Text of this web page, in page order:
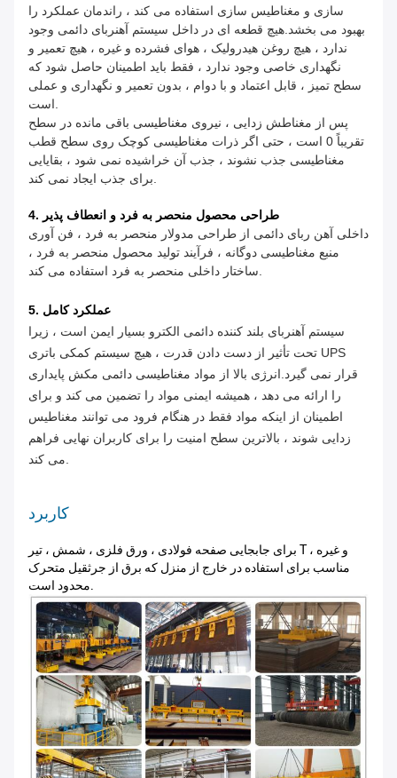
سازی و مغناطیس سازی استفاده می کند ، راندمان عملکرد را
بهبود می بخشد.هیچ قطعه ای در داخل سیستم آهنربای دائمی وجود
ندارد ، هیچ روغن هیدرولیک ، هوای فشرده و غیره ، هیچ تعمیر و
نگهداری خاصی وجود ندارد ، فقط باید اطمینان حاصل شود که
سطح تمیز ، قابل اعتماد و با دوام ، بدون تعمیر و نگهداری و عملی
پس از مغناطش زدایی ، نیروی مغناطیسی باقی مانده در سطح
تقریباً 0 است ، حتی اگر ذرات مغناطیسی کوچک روی سطح قطب
مغناطیسی جذب نشوند ، جذب آن خراشیده نمی شود ، بقایایی
4. طراحی محصول منحصر به فرد و انعطاف پذیر
داخلی آهن ربای دائمی از طراحی مدولار منحصر به فرد ، فن آوری
منبع مغناطیسی دوگانه ، فرآیند تولید محصول منحصر به فرد ،
5. عملکرد کامل
سیستم آهنربای بلند کننده دائمی الکترو بسیار ایمن است ، زیرا
تحت تأثیر از دست دادن قدرت ، هیچ سیستم کمکی باتری UPS
قرار نمی گیرد.انرژی بالا از مواد مغناطیسی دائمی مکش پایداری
را ارائه می دهد ، همیشه ایمنی مواد را تضمین می کند و برای
اطمینان از اینکه مواد فقط در هنگام فرود می توانند مغناطیس
زدایی شوند ، بالاترین سطح امنیت را برای کاربران نهایی فراهم
کاربرد
برای جابجایی صفحه فولادی ، ورق فلزی ، شمش ، تیر T و غیره ،
مناسب برای استفاده در خارج از منزل که برق از جرثقیل متحرک
محدود است.